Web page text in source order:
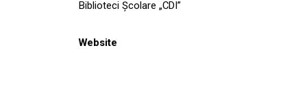
Biblioteci Școlare „CDI”
Website